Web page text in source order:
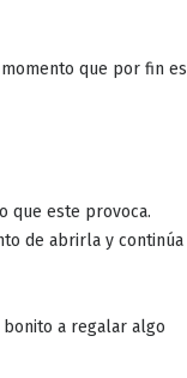
que por fin es
que este provoca.
de abrirla y continúa
a regalar algo